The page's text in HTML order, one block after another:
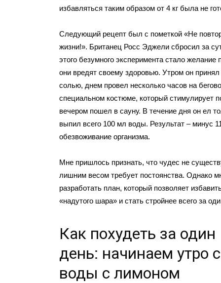
избавляться таким образом от 4 кг была не
Следующий рецепт был с пометкой «Не
жизни!». Британец Росс Эджели сбросил за
этого безумного эксперимента стало желание
они вредят своему здоровью. Утром он принял
солью, днем провел несколько часов на
специальном костюме, который стимулирует
вечером пошел в сауну. В течение дня он ел
выпил всего 100 мл воды. Результат – минус
обезвоживание организма.
Мне пришлось признать, что чудес не
лишним весом требует постоянства. Однако
разработать план, который позволяет
«надутого шара» и стать стройнее всего за
Как похудеть за один
день: начинаем утро
воды с лимоном